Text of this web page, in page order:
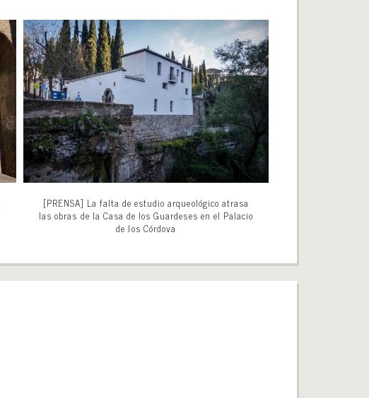
[PRENSA] La falta de estudio arqueológico atrasa
las obras de la Casa de los Guardeses en el Palacio
de los Córdova